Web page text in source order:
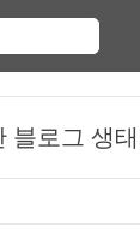
로그 생태